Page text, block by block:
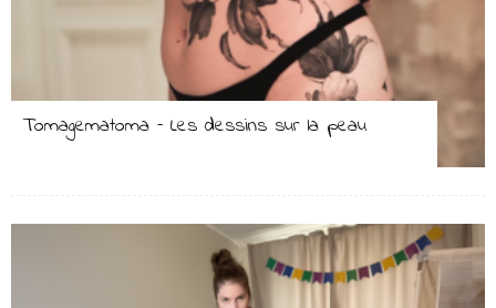
Tomagematoma – Les dessins sur la peau